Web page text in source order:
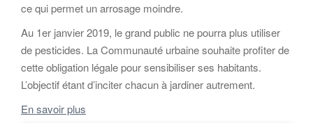
ce qui permet un arrosage moindre.
Au 1er janvier 2019, le grand public ne pourra plus utiliser
de pesticides. La Communauté urbaine souhaite profiter de
cette obligation légale pour sensibiliser ses habitants.
L’objectif étant d’inciter chacun à jardiner autrement.
En savoir plus